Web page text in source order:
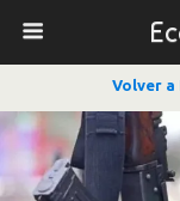
Volver a